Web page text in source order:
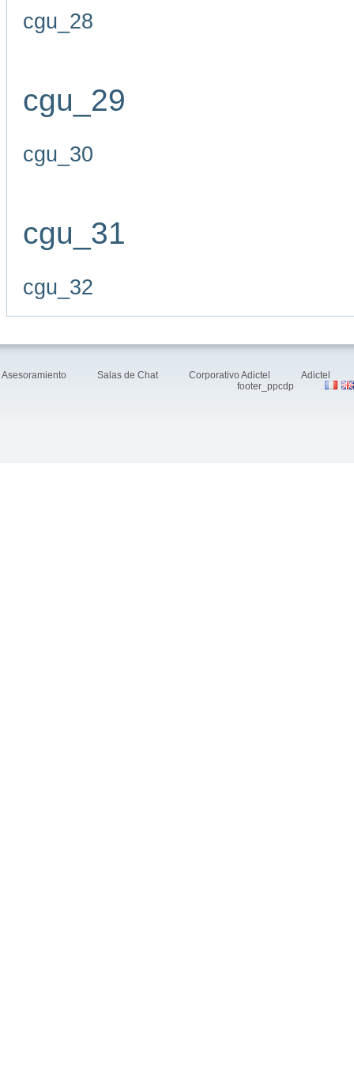
cgu_28
cgu_29
cgu_30
cgu_31
cgu_32
Asesoramiento Salas de Chat Corporativo Adictel
Adictel
footer_ppcdp